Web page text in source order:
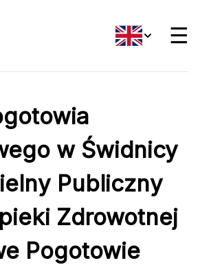
☰
w Świdnicy
Publiczny
Zdrowotnej
Pogotowie